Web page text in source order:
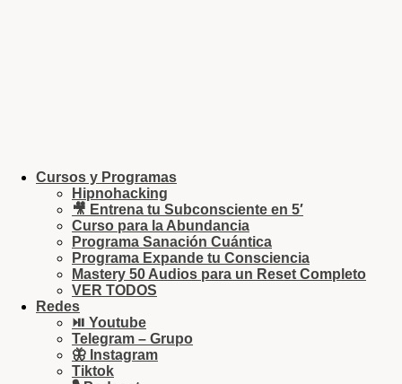
Cursos y Programas
Hipnohacking
🎥 Entrena tu Subconsciente en 5′
Curso para la Abundancia
Programa Sanación Cuántica
Programa Expande tu Consciencia
Mastery 50 Audios para un Reset Completo
VER TODOS
Redes
⏯ Youtube
Telegram – Grupo
🦋 Instagram
Tiktok